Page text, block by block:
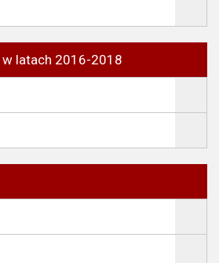
w latach 2016-2018